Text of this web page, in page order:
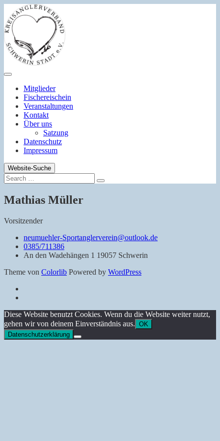
Zum
Inhalt
springen
Mitglieder
Fischereischein
Veranstaltungen
Kontakt
Über uns
Satzung
Datenschutz
Impressum
Website-Suche
Search
for:
Search
Mathias Müller
Vorsitzender
neumuehler-Sportanglerverein@outlook.de
0385/711386
An den Wadehängen 1 19057 Schwerin
Theme von Colorlib Powered by WordPress
Back
to
top
Diese Website benutzt Cookies. Wenn du die Website weiter nutzt,
gehen wir von deinem Einverständnis aus. OK
Datenschutzerklärung